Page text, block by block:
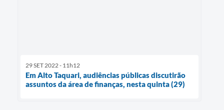
29 SET 2022 - 11h12
Em Alto Taquari, audiências públicas discutirão
assuntos da área de finanças, nesta quinta (29)